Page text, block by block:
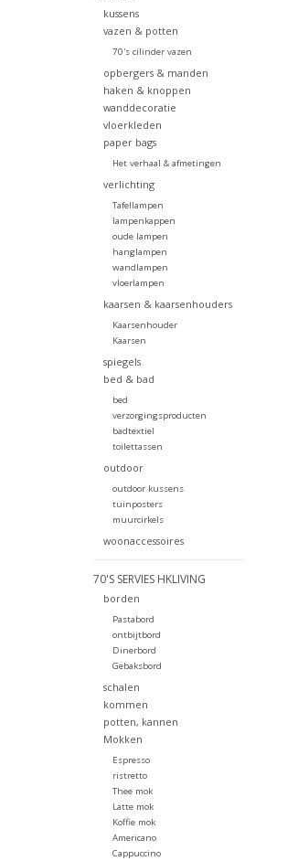
kussens
vazen & potten
70's cilinder vazen
opbergers & manden
haken & knoppen
wanddecoratie
vloerkleden
paper bags
Het verhaal & afmetingen
verlichting
Tafellampen
lampenkappen
oude lampen
hanglampen
wandlampen
vloerlampen
kaarsen & kaarsenhouders
Kaarsenhouder
Kaarsen
spiegels
bed & bad
bed
verzorgingsproducten
badtextiel
toilettassen
outdoor
outdoor kussens
tuinposters
muurcirkels
woonaccessoires
70'S SERVIES HKLIVING
borden
Pastabord
ontbijtbord
Dinerbord
Gebaksbord
schalen
kommen
potten, kannen
Mokken
Espresso
ristretto
Thee mok
Latte mok
Koffie mok
Americano
Cappuccino